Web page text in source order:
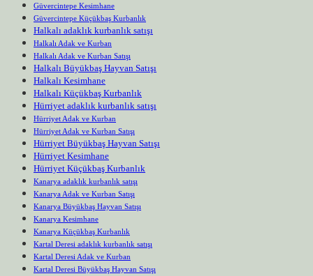
Güvercintepe Kesimhane
Güvercintepe Küçükbaş Kurbanlık
Halkalı adaklık kurbanlık satışı
Halkalı Adak ve Kurban
Halkalı Adak ve Kurban Satışı
Halkalı Büyükbaş Hayvan Satışı
Halkalı Kesimhane
Halkalı Küçükbaş Kurbanlık
Hürriyet adaklık kurbanlık satışı
Hürriyet Adak ve Kurban
Hürriyet Adak ve Kurban Satışı
Hürriyet Büyükbaş Hayvan Satışı
Hürriyet Kesimhane
Hürriyet Küçükbaş Kurbanlık
Kanarya adaklık kurbanlık satışı
Kanarya Adak ve Kurban Satışı
Kanarya Büyükbaş Hayvan Satışı
Kanarya Kesimhane
Kanarya Küçükbaş Kurbanlık
Kartal Deresi adaklık kurbanlık satışı
Kartal Deresi Adak ve Kurban
Kartal Deresi Büyükbaş Hayvan Satışı